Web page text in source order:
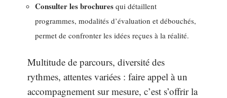
Consulter les brochures qui détaillent
programmes, modalités d’évaluation et débouchés,
permet de confronter les idées reçues à la réalité.
Multitude de parcours, diversité des
rythmes, attentes variées : faire appel à un
accompagnement sur mesure, c’est s’offrir la